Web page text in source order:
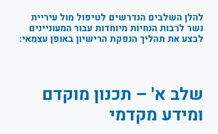
להלן השלבים הנדרשים לטיפול מול עיריית
נשר לרבות הנחיות מיוחדות עבור המעוניינים
לבצע את תהליך הנפקת הרישיון באופן עצמאי:
שלב א' – תכנון מוקדם
ומידע מקדמי